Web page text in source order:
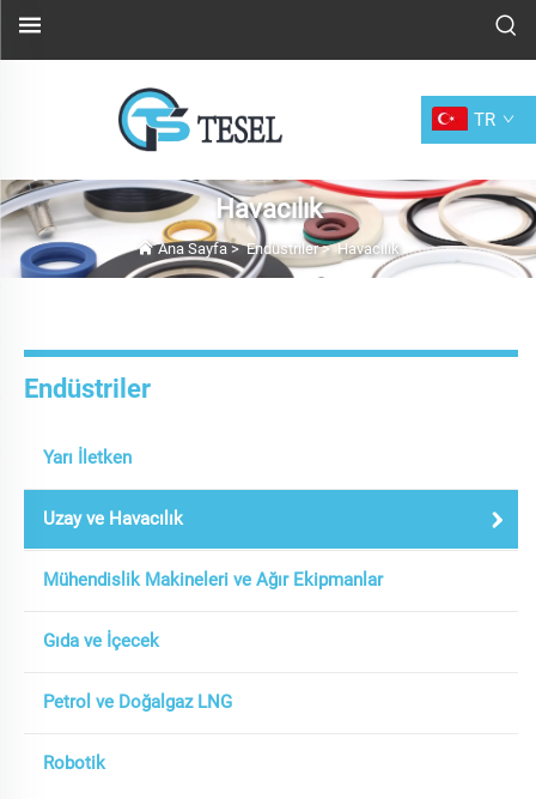
TR
Havacılık
Ana Sayfa>Endüstriler>Havacılık
Endüstriler
Yarı İletken
Uzay ve Havacılık
Mühendislik Makineleri ve Ağır Ekipmanlar
Gıda ve İçecek
Petrol ve Doğalgaz LNG
Robotik